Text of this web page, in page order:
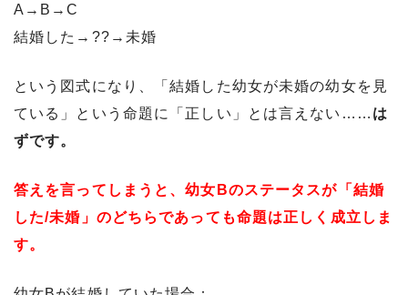
A→B→C
結婚した→??→未婚
という図式になり、「結婚した幼女が未婚の幼女を見
ている」という命題に「正しい」とは言えない…… は
ずです。
答えを言ってしまうと、幼女Bのステータスが「結婚
した/未婚」のどちらであっても命題は正しく成立しま
す。